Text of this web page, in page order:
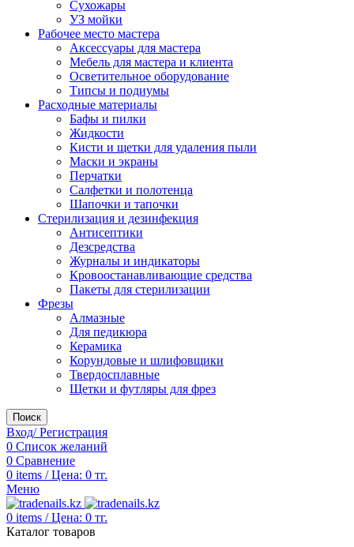
Сухожары
УЗ мойки
Рабочее место мастера
Аксессуары для мастера
Мебель для мастера и клиента
Осветительное оборудование
Типсы и подиумы
Расходные материалы
Бафы и пилки
Жидкости
Кисти и щетки для удаления пыли
Маски и экраны
Перчатки
Салфетки и полотенца
Шапочки и тапочки
Стерилизация и дезинфекция
Антисептики
Дезсредства
Журналы и индикаторы
Кровоостанавливающие средства
Пакеты для стерилизации
Фрезы
Алмазные
Для педикюра
Керамика
Корундовые и шлифовщики
Твердосплавные
Щетки и футляры для фрез
Поиск
Вход/ Регистрация
0 Список желаний
0 Сравнение
0 items / Цена: 0 тг.
Меню
0 items / Цена: 0 тг.
Каталог товаров